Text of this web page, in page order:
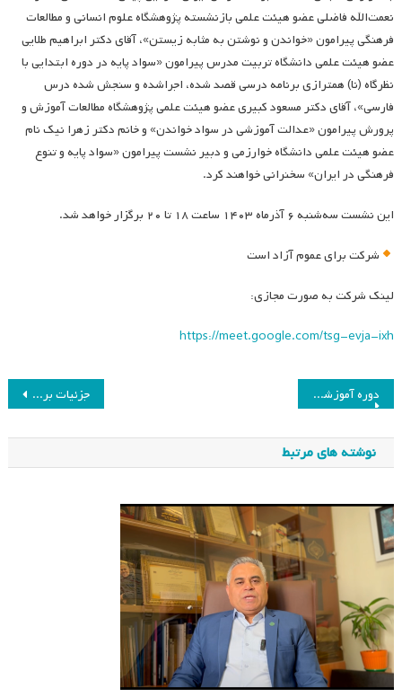
نعمت‌الله فاضلی عضو هیئت علمی بازنشسته پژوهشگاه علوم انسانی و مطالعات
فرهنگی پیرامون «خواندن و نوشتن به مثابه زیستن»، آقای دکتر ابراهیم طلایی
عضو هیئت علمی دانشگاه تربیت مدرس پیرامون «سواد پایه در دوره ابتدایی با
نظرگاه (نا) همترازی برنامه درسی قصد شده، اجراشده و سنجش شده درس
فارسی»، آقای دکتر مسعود کبیری عضو هیئت علمی پژوهشگاه مطالعات آموزش و
پرورش پیرامون «عدالت آموزشی در سواد خواندن» و خانم دکتر زهرا نیک نام
عضو هیئت علمی دانشگاه خوارزمی و دبیر نشست پیرامون «سواد پایه و تنوع
فرهنگی در ایران» سخنرانی خواهند کرد.
این نشست سه‌شنبه ۶ آذرماه ۱۴۰۳ ساعت ۱۸ تا ۲۰ برگزار خواهد شد.
شرکت برای عموم آزاد است
لینک شرکت به صورت مجازی:
https://meet.google.com/tsg-evja-ixh
راهبری
نوشته
جزئیات برگزاری سومین همایش ملی برنامه درسی و اشتغال دوره آموزشی مجازی (ویژه معلمان و دانشجویان) با عنوان “زنگِ آموزش”
نوشته های مرتبط